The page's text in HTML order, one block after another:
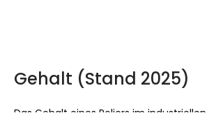
Gehalt (Stand 2025)